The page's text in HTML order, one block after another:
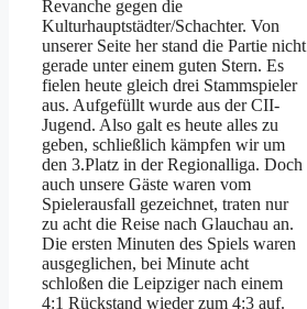
Revanche gegen die
Kulturhauptstädter/Schachter. Von
unserer Seite her stand die Partie nicht
gerade unter einem guten Stern. Es
fielen heute gleich drei Stammspieler
aus. Aufgefüllt wurde aus der CII-
Jugend. Also galt es heute alles zu
geben, schließlich kämpfen wir um
den 3.Platz in der Regionalliga. Doch
auch unsere Gäste waren vom
Spielerausfall gezeichnet, traten nur
zu acht die Reise nach Glauchau an.
Die ersten Minuten des Spiels waren
ausgeglichen, bei Minute acht
schloßen die Leipziger nach einem
4:1 Rückstand wieder zum 4:3 auf.